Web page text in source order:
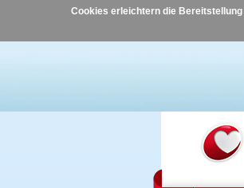
Cookies erleichtern die